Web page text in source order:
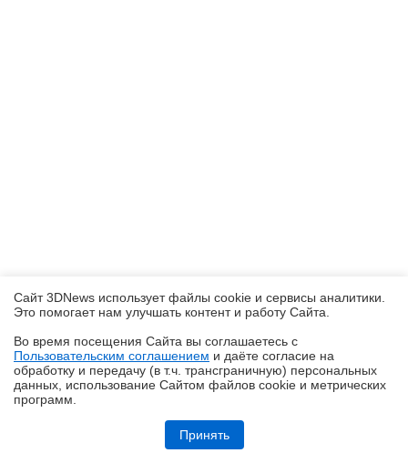
Обзор робота-уборщика Midea VCR V15 MAX ULTRA: не разменивайся
на мелочи (но не переплачивай)
Сайт 3DNews использует файлы cookie и сервисы аналитики.
Это помогает нам улучшать контент и работу Cайта.
Во время посещения Cайта вы соглашаетесь с
Пользовательским соглашением и даёте согласие на
обработку и передачу (в т.ч. трансграничную) персональных
данных, использование Cайтом файлов cookie и метрических
программ.
Принять